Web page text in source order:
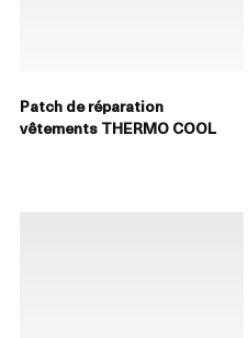
Patch de réparation
vêtements THERMO COOL